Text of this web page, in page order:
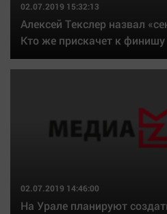
02.07.2019 15:32:13
Алексей Текслер назвал
Кто же прискачет к
02.07.2019 14:46:00
На Урале планируют